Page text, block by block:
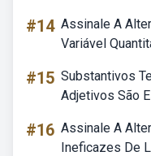
#14 Assinale A
Variável
#15 Substantivos
Adjetivos São
#16 Assinale A
Ineficazes De